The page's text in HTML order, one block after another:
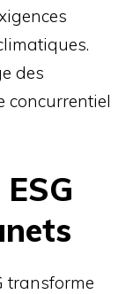
des
concurrentiel
transforme